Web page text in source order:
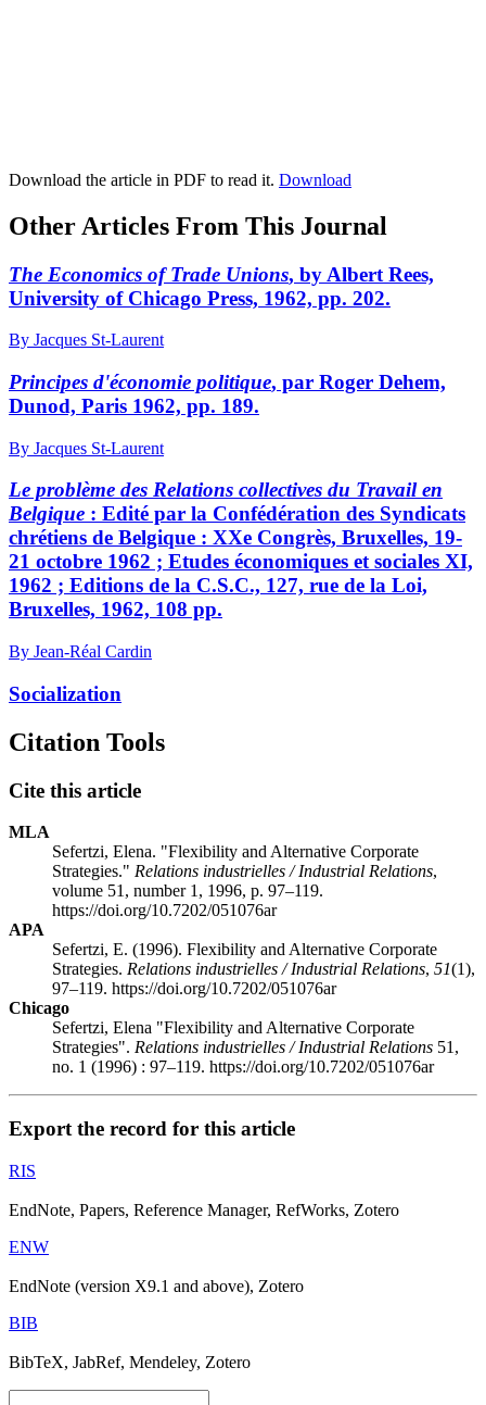
Download the article in PDF to read it. Download
Other Articles From This Journal
The Economics of Trade Unions, by Albert Rees,
University of Chicago Press, 1962, pp. 202.
By Jacques St-Laurent
Principes d'économie politique, par Roger Dehem,
Dunod, Paris 1962, pp. 189.
By Jacques St-Laurent
Le problème des Relations collectives du Travail en
Belgique : Edité par la Confédération des Syndicats
chrétiens de Belgique : XXe Congrès, Bruxelles, 19-
21 octobre 1962 ; Etudes économiques et sociales XI,
1962 ; Editions de la C.S.C., 127, rue de la Loi,
Bruxelles, 1962, 108 pp.
By Jean-Réal Cardin
Socialization
Citation Tools
Cite this article
MLA
Sefertzi, Elena. "Flexibility and Alternative Corporate
Strategies." Relations industrielles / Industrial Relations,
volume 51, number 1, 1996, p. 97–119.
https://doi.org/10.7202/051076ar
APA
Sefertzi, E. (1996). Flexibility and Alternative Corporate
Strategies. Relations industrielles / Industrial Relations, 51(1),
97–119. https://doi.org/10.7202/051076ar
Chicago
Sefertzi, Elena "Flexibility and Alternative Corporate
Strategies". Relations industrielles / Industrial Relations 51,
no. 1 (1996) : 97–119. https://doi.org/10.7202/051076ar
Export the record for this article
RIS
EndNote, Papers, Reference Manager, RefWorks, Zotero
ENW
EndNote (version X9.1 and above), Zotero
BIB
BibTeX, JabRef, Mendeley, Zotero